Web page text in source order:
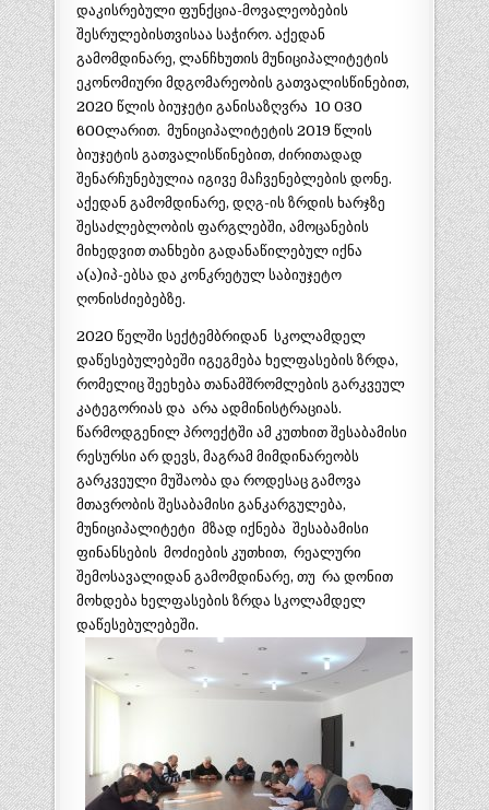
დაკისრებული ფუნქცია-მოვალეობების
შესრულებისთვისაა საჭირო. აქედან
გამომდინარე, ლანჩხუთის მუნიციპალიტეტის
ეკონომიური მდგომარეობის გათვალისწინებით,
2020 წლის ბიუჯეტი განისაზღვრა 10 030
600ლარით. მუნიციპალიტეტის 2019 წლის
ბიუჯეტის გათვალისწინებით, ძირითადად
შენარჩუნებულია იგივე მაჩვენებლების დონე.
აქედან გამომდინარე, დღგ-ის ზრდის ხარჯზე
შესაძლებლობის ფარგლებში, ამოცანების
მიხედვით თანხები გადანაწილებულ იქნა
ა(ა)იპ-ებსა და კონკრეტულ საბიუჯეტო
ღონისძიებებზე.
2020 წელში სექტემბრიდან სკოლამდელ
დაწესებულებეში იგეგმება ხელფასების ზრდა,
რომელიც შეეხება თანამშრომლების გარკვეულ
კატეგორიას და არა ადმინისტრაციას.
წარმოდგენილ პროექტში ამ კუთხით შესაბამისი
რესურსი არ დევს, მაგრამ მიმდინარეობს
გარკვეული მუშაობა და როდესაც გამოვა
მთავრობის შესაბამისი განკარგულება,
მუნიციპალიტეტი მზად იქნება შესაბამისი
ფინანსების მოძიების კუთხით, რეალური
შემოსავალიდან გამომდინარე, თუ რა დონით
მოხდება ხელფასების ზრდა სკოლამდელ
დაწესებულებეში.